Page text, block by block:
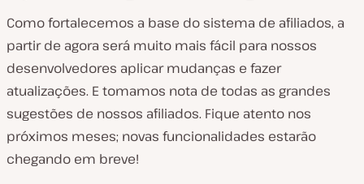
Como fortalecemos a base do sistema de afiliados, a
partir de agora será muito mais fácil para nossos
desenvolvedores aplicar mudanças e fazer
atualizações. E tomamos nota de todas as grandes
sugestões de nossos afiliados. Fique atento nos
próximos meses; novas funcionalidades estarão
chegando em breve!